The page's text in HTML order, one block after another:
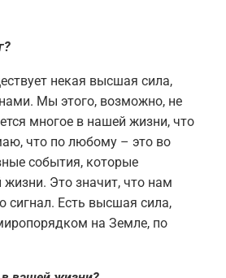
некая высшая сила,
Мы этого, возможно, не
многое в нашей жизни, что
что по любому – это во
события, которые
Это значит, что нам
сигнал. Есть высшая сила,
на Земле, по